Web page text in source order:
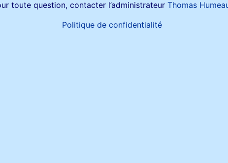
toute question, contacter l’administrateur Thomas
Politique de confidentialité